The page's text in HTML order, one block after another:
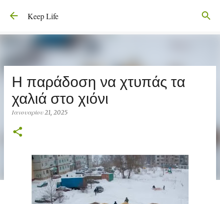
Μετάβαση στο κύριο περιεχόμενο
Keep Life
Η παράδοση να χτυπάς τα
χαλιά στο χιόνι
Ιανουαρίου 21, 2025